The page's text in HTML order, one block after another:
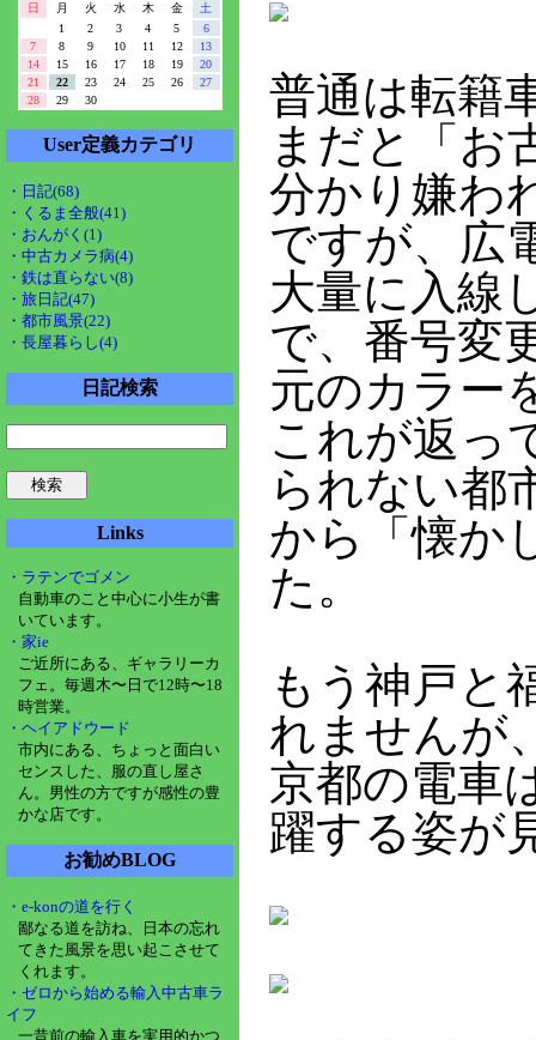
日
月 火 水 木 金
土
1
2 3 4 5
6
7
8 9 10 11 12
13
14
15 16 17 18 19
20
21
22 23 24 25 26
27
28
29 30
User定義カテゴリ
・日記(68)
・くるま全般(41)
・おんがく(1)
・中古カメラ病(4)
・鉄は直らない(8)
・旅日記(47)
・都市風景(22)
・長屋暮らし(4)
日記検索
Links
・ラテンでゴメン
自動車のこと中心に小生が書
いています。
・家ie
ご近所にある、ギャラリーカ
フェ。毎週木〜日で12時〜18
時営業。
・ヘイアドウード
市内にある、ちょっと面白い
センスした、服の直し屋さ
ん。男性の方ですが感性の豊
かな店です。
お勧めBLOG
・e-konの道を行く
鄙なる道を訪ね、日本の忘れ
てきた風景を思い起こさせて
くれます。
・ゼロから始める輸入中古車ラ
イフ
一昔前の輸入車を実用的かつ
普通は転籍
まだと「お
分かり嫌わ
ですが、広
大量に入線
で、番号変
元のカラー
これが返っ
られない都
から「懐か
た。
もう神戸と
れませんが
京都の電車
躍する姿が